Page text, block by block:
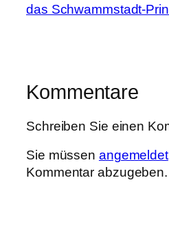
das Schwammstadt-
Kommentare
Schreiben Sie einen
Sie müssen angemeldet
Kommentar abzugeben.